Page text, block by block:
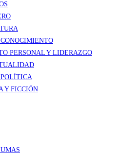
PERSONAL Y LIDERAZGO
Y FICCIÓN